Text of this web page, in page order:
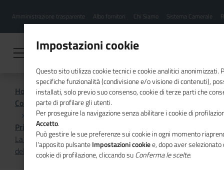
contenuto
Menu
hamburgher
Amministrazione trasparente Albo fornitori Chi Siamo Sistema Camerale
Home
Comunicazione istituzionale per il sistema camerale
Primo Piano
La collaborazione tra le reti EEN e EDIH per l'innovazione
delle imprese nel nuovo numero di Mosaico Europa
Impostazioni cookie
Questo sito utilizza cookie tecnici e cookie analitici anonimizzati.
specifiche funzionalità (condivisione e/o visione di contenuti),
installati, solo previo suo consenso, cookie di terze parti che
parte di profilare gli utenti.
Per proseguire la navigazione senza abilitare i cookie di
Accetto.
Può gestire le sue preferenze sui cookie in ogni momento
l'apposito pulsanteImpostazioni cookiee, dopo aver
cookie di profilazione, cliccando suConferma le scelte.